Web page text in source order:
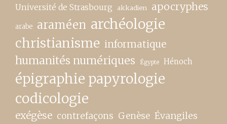
Université de Strasbourg akkadien apocryphes
arabe araméen archéologie
christianisme informatique
humanités numériques Égypte Hénoch
épigraphie papyrologie
codicologie
exégèse contrefaçons Genèse Évangiles